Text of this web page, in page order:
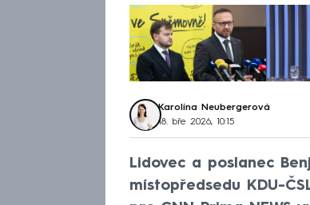
Karolína Neubergerová
18. bře 2026, 10:15
Lidovec a poslanec
místopředsedu KDU-